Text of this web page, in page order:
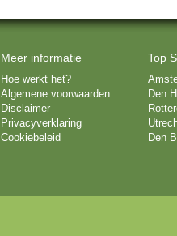
Meer informatie
Hoe werkt het?
Algemene voorwaarden
Disclaimer
Privacyverklaring
Cookiebeleid
Top
Den
Den